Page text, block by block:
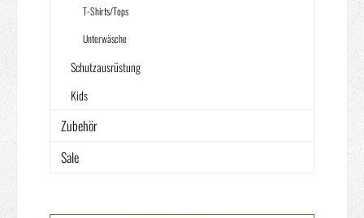
T-Shirts/Tops
Unterwäsche
Schutzausrüstung
Kids
Zubehör
Sale